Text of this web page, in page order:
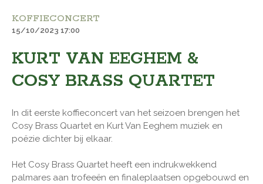
KOFFIECONCERT
15/10/2023 17:00
KURT VAN EEGHEM &
COSY BRASS QUARTET
In dit eerste koffieconcert van het seizoen brengen het
Cosy Brass Quartet en Kurt Van Eeghem muziek en
poëzie dichter bij elkaar.
Het Cosy Brass Quartet heeft een indrukwekkend
palmares aan trofeeën en finaleplaatsen opgebouwd en